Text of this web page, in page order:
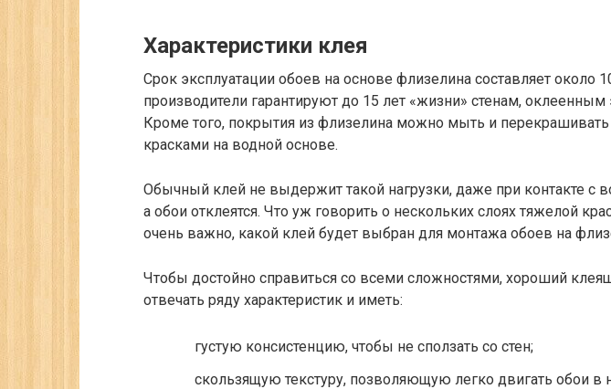
Характеристики клея
Срок эксплуатации обоев на основе флизелина составляет около
производители гарантируют до 15 лет «жизни» стенам, оклеенным
Кроме того, покрытия из флизелина можно мыть и перекрашивать
красками на водной основе.
Обычный клей не выдержит такой нагрузки, даже при контакте с
а обои отклеятся. Что уж говорить о нескольких слоях тяжелой
очень важно, какой клей будет выбран для монтажа обоев на
Чтобы достойно справиться со всеми сложностями, хороший
отвечать ряду характеристик и иметь:
густую консистенцию, чтобы не сползать со стен;
скользящую текстуру, позволяющую легко двигать обои в